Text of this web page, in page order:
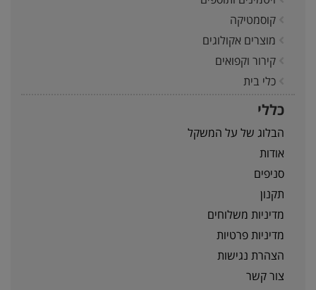
קוסמטיקה
מוצרים אקולוגים
קירור וקפואים
כלי בית
כללי
הבלוג של על המשקל
אודות
סניפים
תקנון
מדיניות משלוחים
מדיניות פרטיות
הצהרת נגישות
צור קשר